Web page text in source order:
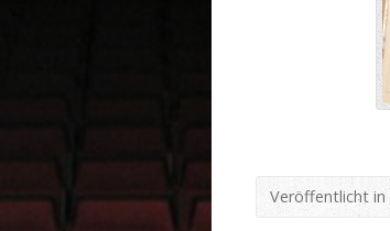
Veröffentlicht in